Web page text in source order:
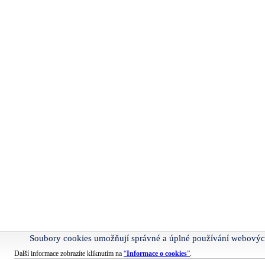
Soubory cookies umožňují správné a úplné používání
Další informace zobrazíte kliknutím na “Informace o cookies”.